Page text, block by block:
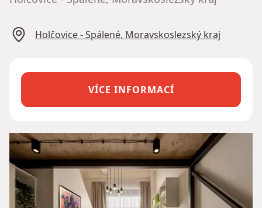
Holčovice - Spálené, Moravskoslezský kraj
VÍCE INFORMACÍ